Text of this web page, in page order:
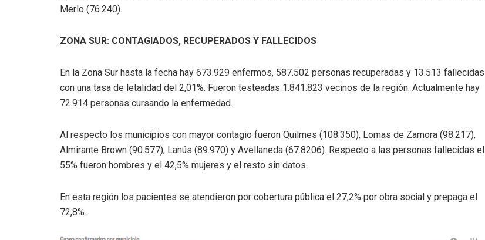
Merlo (76.240).
ZONA SUR: CONTAGIADOS, RECUPERADOS Y FALLECIDOS
En la Zona Sur hasta la fecha hay 673.929 enfermos, 587.502 personas recuperadas y 13.513 fallecidas
con una tasa de letalidad del 2,01%. Fueron testeadas 1.841.823 vecinos de la región. Actualmente hay
72.914 personas cursando la enfermedad.
Al respecto los municipios con mayor contagio fueron Quilmes (108.350), Lomas de Zamora (98.217),
Almirante Brown (90.577), Lanús (89.970) y Avellaneda (67.8206). Respecto a las personas fallecidas el
55% fueron hombres y el 42,5% mujeres y el resto sin datos.
En esta región los pacientes se atendieron por cobertura pública el 27,2% por obra social y prepaga el
72,8%.